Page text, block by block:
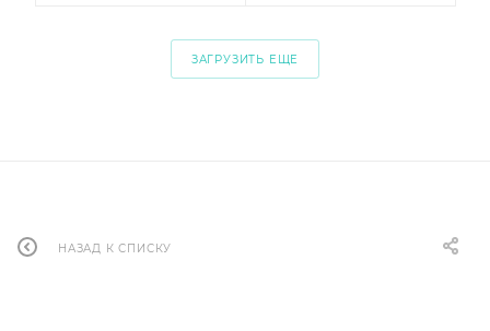
ЗАГРУЗИТЬ ЕЩЕ
НАЗАД К СПИСКУ